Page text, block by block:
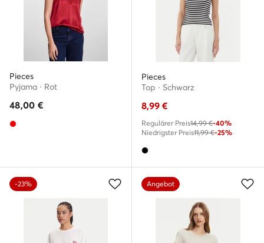
Pieces
Pyjama · Rot
48,00 €
Pieces
Top · Schwarz
8,99 €
Regulärer Preis14,99 €-40%
Niedrigster Preis11,99 €-25%
-23% Angebot